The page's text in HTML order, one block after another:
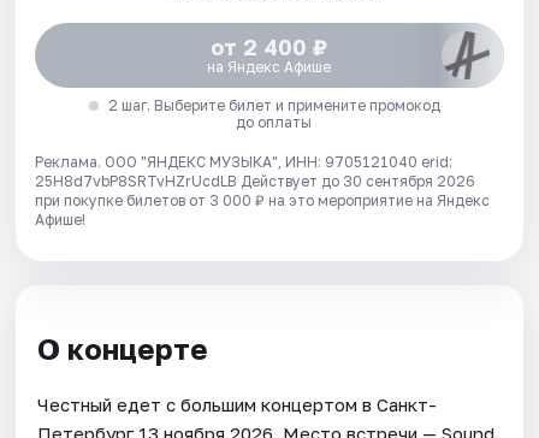
от 2 400 ₽
на Яндекс Афише
2 шаг. Выберите билет и примените промокод
до оплаты
Реклама. ООО "ЯНДЕКС МУЗЫКА", ИНН: 9705121040 erid:
25H8d7vbP8SRTvHZrUcdLB Действует до 30 сентября 2026
при покупке билетов от 3 000 ₽ на это мероприятие на Яндекс
Афише!
О концерте
Честный едет с большим концертом в Санкт-
Петербург 13 ноября 2026. Место встречи — Sound,